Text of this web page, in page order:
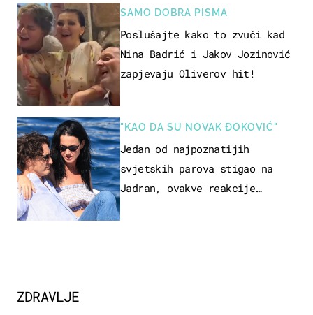
SAMO DOBRA PISMA
Poslušajte kako to zvuči kad
Nina Badrić i Jakov Jozinović
zapjevaju Oliverov hit!
"KAO DA SU NOVAK ĐOKOVIĆ"
Jedan od najpoznatijih
svjetskih parova stigao na
Jadran, ovakve reakcije
ZDRAVLJE